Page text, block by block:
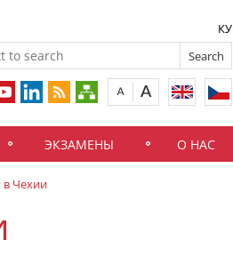
КУ
ЭКЗАМЕНЫ О НАС
в Чехии